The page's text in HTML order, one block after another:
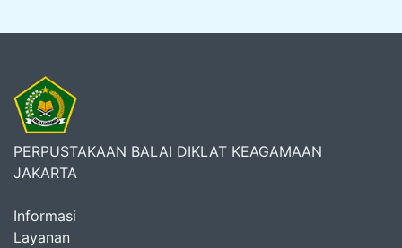
PERPUSTAKAAN BALAI DIKLAT KEAGAMAAN
JAKARTA
Informasi
Layanan